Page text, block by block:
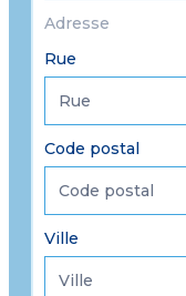
Adresse
Rue
Code postal
Ville